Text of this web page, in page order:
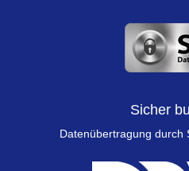
Sicher
Datenübertragung durch